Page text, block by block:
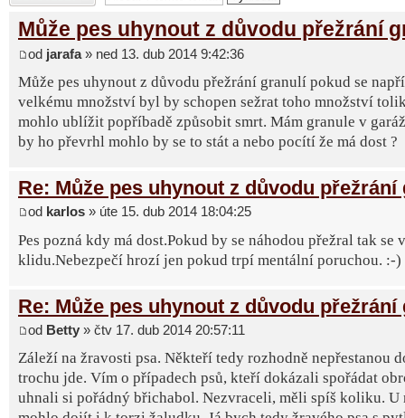
Může pes uhynout z důvodu přežrání
od jarafa» ned 13. dub 2014 9:42:36
Může pes uhynout z důvodu přežrání granulí pokud se
velkému množství byl by schopen sežrat toho množství
mohlo ublížit popříbadě způsobit smrt. Mám granule v
by ho převrhl mohlo by se to stát a nebo pocítí že má dost ?
Re: Může pes uhynout z důvodu přežrání
od karlos » úte 15. dub 2014 18:04:25
Pes pozná kdy má dost.Pokud by se náhodou přežral tak se
klidu.Nebezpečí hrozí jen pokud trpí mentální poruchou. :-)
Re: Může pes uhynout z důvodu přežrání
od Betty » čtv 17. dub 2014 20:57:11
Záleží na žravosti psa. Někteří tedy rozhodně nepřestanou
trochu jde. Vím o případech psů, kteří dokázali spořádat
uhnali si pořádný břichabol. Nezvraceli, měli spíš koliku. U